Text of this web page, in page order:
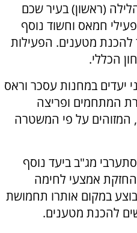
(ראשון) בעיר שכם
חמאס וחשוד נוסף
להכנת מטענים. הפעילות
הכללי.
יעדים במחנות עסכר וראס
המתחמים ופריצה
המזוהים על פי המשטרה
מג"ב ביעד נוסף
אמצעי לחימה
במקום אותרו תחמושת
להכנת מטענים.